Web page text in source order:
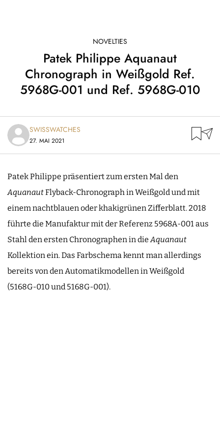
NOVELTIES
Patek Philippe Aquanaut
Chronograph in Weißgold Ref.
5968G-001 und Ref. 5968G-010
SWISSWATCHES
27. MAI 2021
Patek Philippe präsentiert zum ersten Mal den
AquanautFlyback-Chronograph in Weißgold und mit
einem nachtblauen oder khakigrünen Zifferblatt. 2018
führte die Manufaktur mit der Referenz 5968A-001 aus
Stahl den ersten Chronographen in die Aquanaut
Kollektion ein. Das Farbschema kennt man allerdings
bereits von den Automatikmodellen in Weißgold
(5168G-010 und 5168G-001).